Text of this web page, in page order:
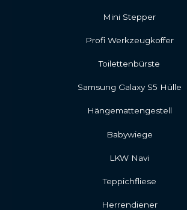
Mini Stepper
Profi Werkzeugkoffer
Toilettenbürste
Samsung Galaxy S5 Hülle
Hängemattengestell
Babywiege
LKW Navi
Teppichfliese
Herrendiener